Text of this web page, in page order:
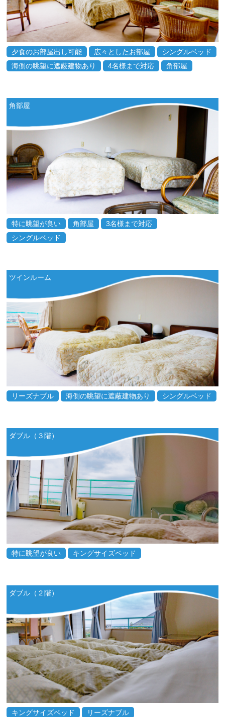
夕食のお部屋出し可能 広々としたお部屋
シングルベッド
海側の眺望に遮蔽建物あり
4名様まで対応 角部屋
角部屋
特に眺望が良い 角部屋
3名様まで対応
シングルベッド
ツインルーム
リーズナブル 海側の眺望に遮蔽建物あり シングルベッド
ダブル（３階）
特に眺望が良い キングサイズベッド
ダブル（２階）
キングサイズベッド
リーズナブル